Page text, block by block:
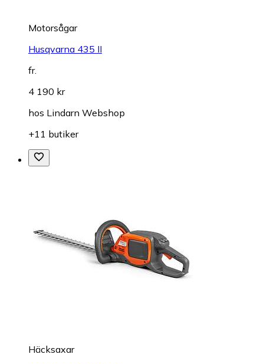
Motorsågar
Husqvarna 435 II
fr.
4 190 kr
hos Lindarn Webshop
+11 butiker
Häcksaxar